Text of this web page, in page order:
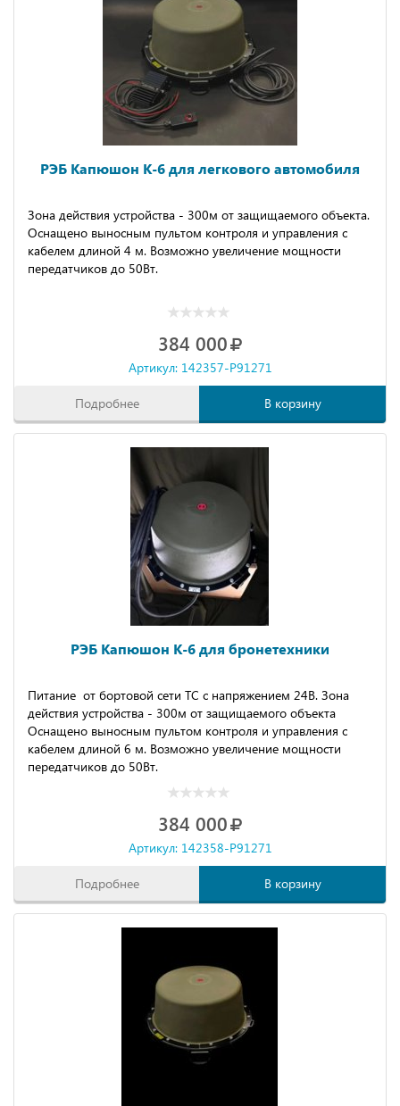
РЭБ Капюшон К-6 для легкового автомобиля
Зона действия устройства - 300м от защищаемого объекта.
Оснащено выносным пультом контроля и управления с
кабелем длиной 4 м. Возможно увеличение мощности
передатчиков до 50Вт.
384 000
Артикул: 142357-P91271
Подробнее В корзину
РЭБ Капюшон К-6 для бронетехники
Питание от бортовой сети ТС с напряжением 24В. Зона
действия устройства - 300м от защищаемого объекта
Оснащено выносным пультом контроля и управления с
кабелем длиной 6 м. Возможно увеличение мощности
передатчиков до 50Вт.
384 000
Артикул: 142358-P91271
Подробнее В корзину